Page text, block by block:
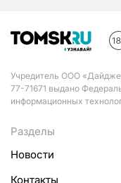
Учредитель ООО
77-71671 выдано
информационных
Разделы
Новости
Контакты